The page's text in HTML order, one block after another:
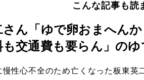
こんな記事も読
さん「ゆで卵おまへん
も交通費も要らん」の
性心不全のため亡くなった板東英